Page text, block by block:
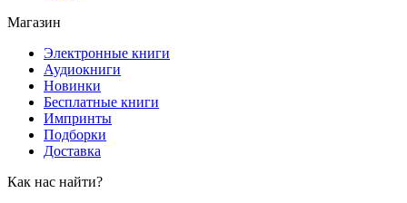
Магазин
Электронные книги
Аудиокниги
Новинки
Бесплатные книги
Импринты
Подборки
Доставка
Как нас найти?